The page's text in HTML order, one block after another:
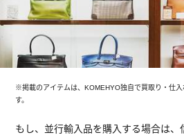
※掲載のアイテムは、KOMEHYO独自で買取り・仕
す。
もし、並行輸入品を購入する場合は